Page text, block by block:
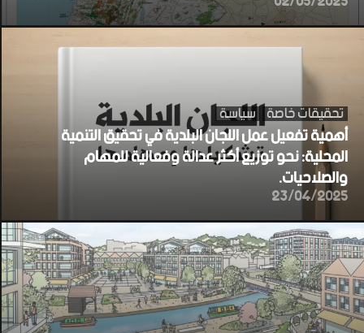
تحقيقات خاصة سياسة
أهمية تفعيل عمل اللجان البلدية في تحقيق التنمية
المحلية: نحو توزيع أكثر عدالة وفعالية للمهام
والصلاحيات.
23/04/2025